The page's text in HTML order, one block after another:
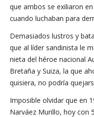
que ambos se exiliaron
cuando luchaban para
Demasiados lustros y
que al líder sandinista le
nieta del héroe nacional
Bretaña y Suiza, la que
quisiera, no podría
Imposible olvidar que en
Narváez Murillo, hoy con